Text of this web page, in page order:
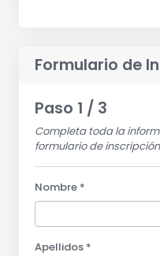
Formulario de
Paso 1 / 3
Completa toda la
formulario de
Nombre *
Apellidos *